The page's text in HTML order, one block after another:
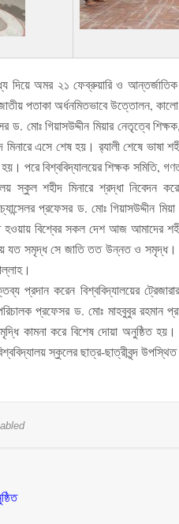
দিয়ে অমর ২১ ফেব্রুয়ারি ও
পতাকা অর্ধনমিতভাবে উত্তোলন,
মোঃ গিয়াসউদ্দীন মিয়ার নেতৃত্বে
মিনারে এসে শেষ হয়। র‌্যালী শেষে ভাষা
পরে বিশ্ববিদ্যালয়ের শিক্ষক সমিতি,
স্কুল শহীদ মিনারে শ্রদ্ধা নিবেদন
প্রফেসর ড. মোঃ গিয়াসউদ্দীন
হওয়ায় বিশ্বের সকল দেশ আজ আমাদের
যত সমৃদ্ধ সে জাতি তত উন্নত ও সমৃদ্ধ।
প্রদান করেন বিশ্ববিদ্যালয়ের
প্রফেসর ড. মোঃ মাহবুবুর রহমান
কামনা করে বিশেষ দোয়া অনুষ্ঠিত হয়।
স্কুলের ছাত্র-ছাত্রীবৃন্দ